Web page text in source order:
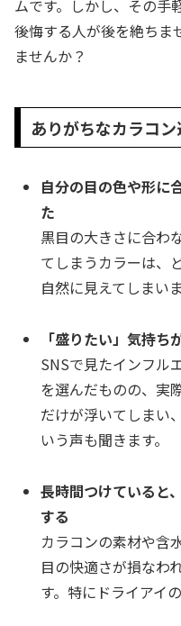
ムです。しかし、その手
後悔する人が後を絶ちま
ませんか？
ありがちなカラコ
自分の目の色や形に
た
黒目の大きさに合わ
てしまうカラーは、
自然に見えてしまいま
「盛りたい」気持
SNSで見たインフル
を選んだものの、実
だけが浮いてしまい
いう声も聞きます。
長時間つけていると
する
カラコンの素材や含
目の快適さが損なわ
す。特にドライアイ